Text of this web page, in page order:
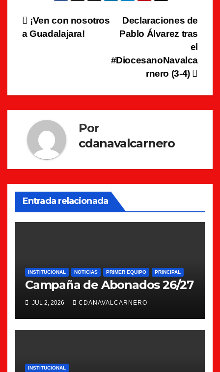
Navegación
Declaraciones de
Pablo Álvarez tras
el
#DiocesanoNavalca
rnero (3-4)
¡Ven con nosotros
a Guadalajara!
Por
cdanavalcarnero
Entrada relacionada
INSTITUCIONAL NOTICIAS PRIMER EQUIPO PRINCIPAL
Campaña de Abonados 26/27
JUL 2, 2026 CDANAVALCARNERO
INSTITUCIONAL